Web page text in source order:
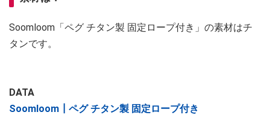
Soomloom「ペグ チタン製 固定ロープ付き」の素材はチ
タンです。
DATA
Soomloom┃ペグ チタン製 固定ロープ付き